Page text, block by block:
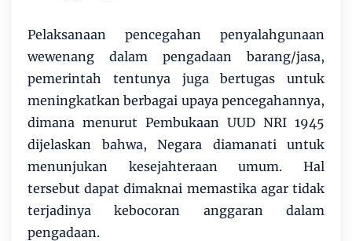
Pelaksanaan pencegahan penyalahgunaan
wewenang dalam pengadaan barang/jasa,
pemerintah tentunya juga bertugas untuk
meningkatkan berbagai upaya pencegahannya,
dimana menurut Pembukaan UUD NRI 1945
dijelaskan bahwa, Negara diamanati untuk
menunjukan kesejahteraan umum. Hal
tersebut dapat dimaknai memastika agar tidak
terjadinya kebocoran anggaran dalam
pengadaan.